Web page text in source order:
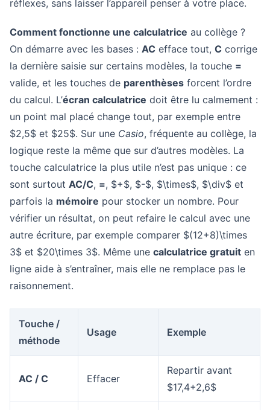
réflexes, sans laisser l’appareil penser à votre place.
Comment fonctionne une calculatrice au collège ?
On démarre avec les bases : AC efface tout, C corrige
la dernière saisie sur certains modèles, la touche =
valide, et les touches de parenthèses forcent l’ordre
du calcul. L’écran calculatrice doit être lu calmement :
un point mal placé change tout, par exemple entre
$2,5$ et $25$. Sur une Casio, fréquente au collège, la
logique reste la même que sur d’autres modèles. La
touche calculatrice la plus utile n’est pas unique : ce
sont surtout AC/C, =, $+$, $-$, $\times$, $\div$ et
parfois la mémoire pour stocker un nombre. Pour
vérifier un résultat, on peut refaire le calcul avec une
autre écriture, par exemple comparer $(12+8)\times
3$ et $20\times 3$. Même une calculatrice gratuit en
ligne aide à s’entraîner, mais elle ne remplace pas le
raisonnement.
Touche /
méthode
Usage Exemple
AC / C Effacer
Repartir avant
$17,4+2,6$